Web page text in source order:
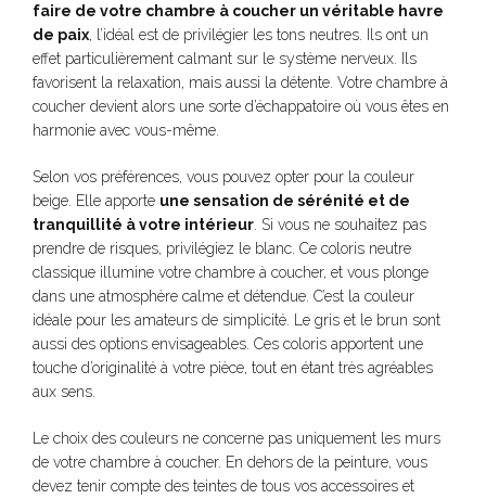
faire de votre chambre à coucher un véritable havre
de paix, l’idéal est de privilégier les tons neutres. Ils ont un
effet particulièrement calmant sur le système nerveux. Ils
favorisent la relaxation, mais aussi la détente. Votre chambre à
coucher devient alors une sorte d’échappatoire où vous êtes en
harmonie avec vous-même.
Selon vos préférences, vous pouvez opter pour la couleur
beige. Elle apporte une sensation de sérénité et de
tranquillité à votre intérieur . Si vous ne souhaitez pas
prendre de risques, privilégiez le blanc. Ce coloris neutre
classique illumine votre chambre à coucher, et vous plonge
dans une atmosphère calme et détendue. C’est la couleur
idéale pour les amateurs de simplicité. Le gris et le brun sont
aussi des options envisageables. Ces coloris apportent une
touche d’originalité à votre pièce, tout en étant très agréables
aux sens.
Le choix des couleurs ne concerne pas uniquement les murs
de votre chambre à coucher. En dehors de la peinture, vous
devez tenir compte des teintes de tous vos accessoires et